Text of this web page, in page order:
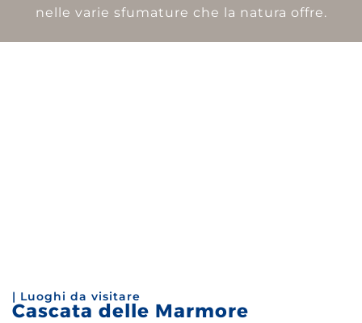
nelle varie sfumature che la natura offre.
| Luoghi da visitare
Cascata delle Marmore